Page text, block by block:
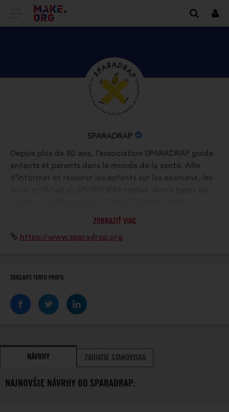
PREJSŤ
DOMOVSKÚ
STRÁNKU
MAKE.ORG
sa
ZOZNÁMTE
SA
S
PROFILOM
NÁZOV
ORGANIZÁCIE:
SPARADRAP
Životopis:
Depuis plus de 30 ans, l’association SPARADRAP guide
enfants et parents dans le monde de la santé. Afin
d’informer et rassurer les enfants sur les examens, les
animées, podcast, site Internet). Elle œuvre aussi pour
professionnels de santé.
ZOBRAZIŤ VIAC
Internetová
https://www.sparadrap.org
ZDIEĽAJTE TENTO PROFIL
NÁVRHY ZAUJATIE STANOVISKA
NAJNOVŠIE NÁVRHY OD SPARADRAP: